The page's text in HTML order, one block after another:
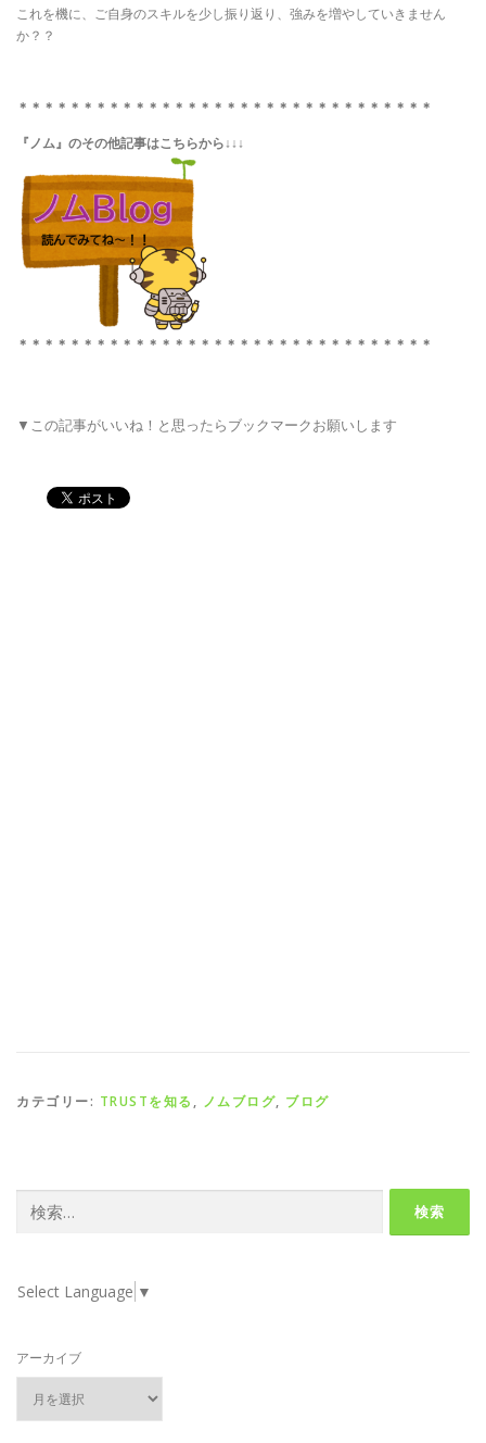
これを機に、ご自身のスキルを少し振り返り、強みを増やしていきません
か？？
＊＊＊＊＊＊＊＊＊＊＊＊＊＊＊＊＊＊＊＊＊＊＊＊＊＊＊＊＊＊＊＊
『ノム』のその他記事はこちらから↓↓↓
＊＊＊＊＊＊＊＊＊＊＊＊＊＊＊＊＊＊＊＊＊＊＊＊＊＊＊＊＊＊＊＊
▼この記事がいいね！と思ったらブックマークお願いします
カテゴリー: TRUSTを知る , ノムブログ, ブログ
索:
Select Language ▼
アーカイブ